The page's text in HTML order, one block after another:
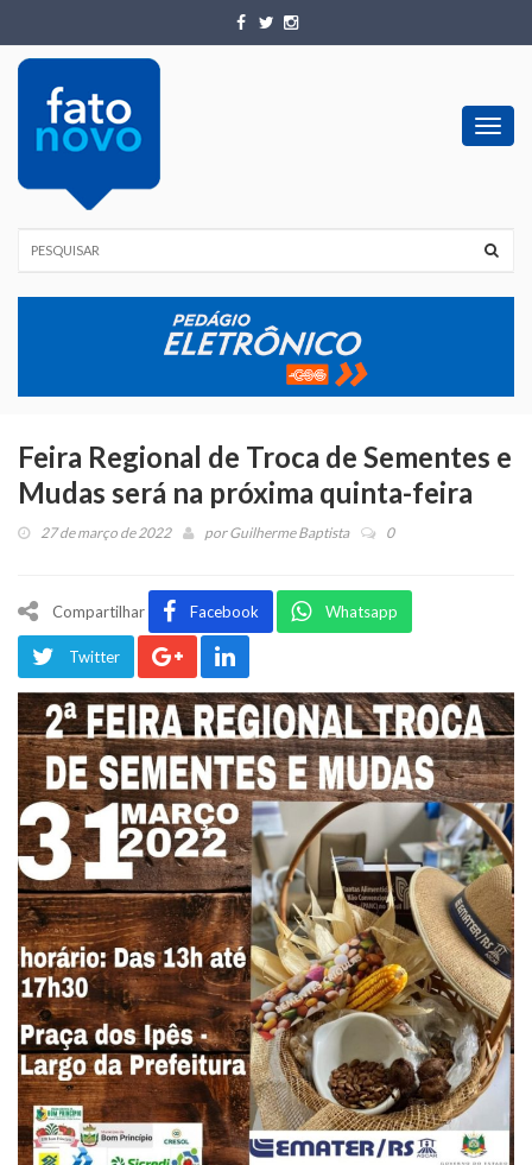
Feira Regional de Troca de Sementes e
Mudas será na próxima quinta-feira
27 de março de 2022 porGuilherme Baptista 0
Compartilhar Facebook Whatsapp
Twitter